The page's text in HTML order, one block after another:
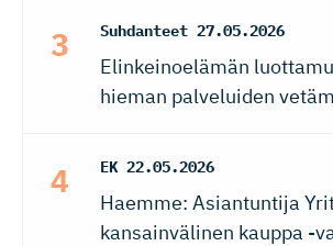
Suhdanteet 27.05.2026
Elinkeinoelämän
hieman palveluiden
EK 22.05.2026
Haemme: Asiantuntija
kansainvälinen kauppa -